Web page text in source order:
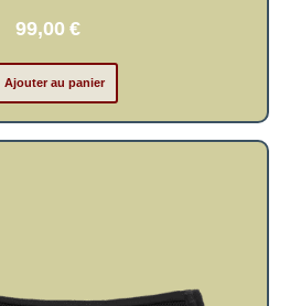
99,00 €
Ajouter au panier